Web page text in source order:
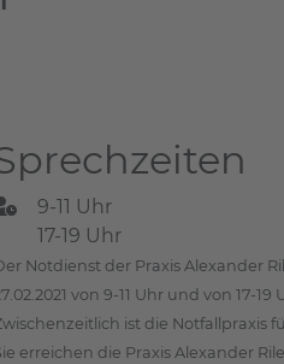
9-11 Uhr
17-19 Uhr
Notdienst der Praxis Alexander
von 9-11 Uhr und von 17-
ist die Notfallpraxis
erreichen die Praxis Alexander